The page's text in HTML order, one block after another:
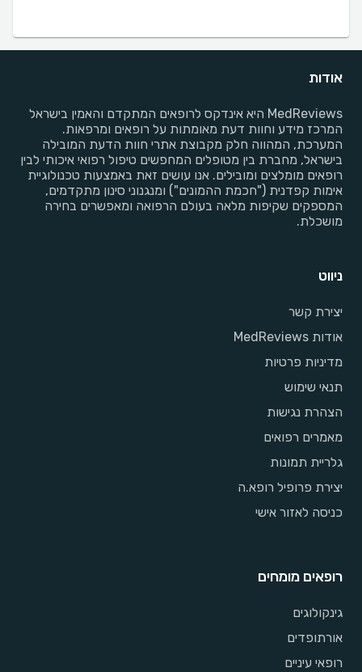
אודות
MedReviews היא אינדקס לרופאים המתקדם והאמין בישראל
המרכז מידע וחוות דעת מאומתות על רופאים ומרפאות.
המערכת, המהווה חלק מקבוצת אתרי חוות הדעת המובילה
בישראל, מחברת בין מטופלים המחפשים טיפול רפואי איכותי לבין
רופאים מומלצים ומובילים. אנו עושים זאת באמצעות טכנולוגיית
אימות קפדנית ("חכמת ההמונים") ומנגנוני סינון מתקדמים,
המספקים שקיפות מלאה בעולם הרפואה ומאפשרים בחירה
מושכלת.
ניווט
יצירת קשר
אודות MedReviews
מדיניות פרטיות
תנאי שימוש
הצהרת נגישות
מאמרים רפואים
גלריית תמונות
יצירת פרופיל רופא.ה
כניסה לאזור אישי
רופאים מומחים
גינקולוגים
אורתופדים
רופאי עיניים